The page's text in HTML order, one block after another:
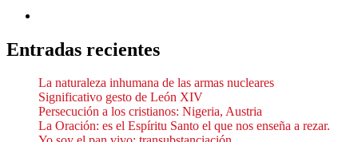
Entradas recientes
La naturaleza inhumana de las armas nucleares
Significativo gesto de León XIV
Persecución a los cristianos: Nigeria, Austria
La Oración: es el Espíritu Santo el que nos enseña a rezar.